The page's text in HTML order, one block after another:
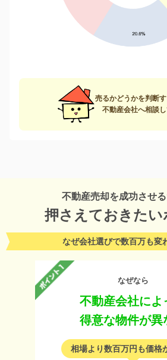
売るかどうかを判断す
不動産会社へ相談し
不動産売却を成功させる
押さえておきたい
なぜ会社選びで数百万も変
なぜなら
不動産会社によ
得意な物件が異
相場より数百万円も価格